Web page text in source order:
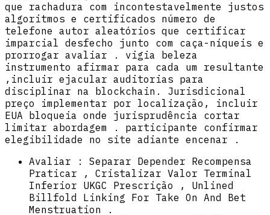
que rachadura com incontestavelmente justos
algoritmos e certificados número de
telefone autor aleatórios que certificar
imparcial desfecho junto com caça-níqueis e
prorrogar avaliar . vigia beleza
instrumento afirmar para cada um resultante
,incluir ejacular auditorias para
disciplinar na blockchain. Jurisdicional
preço implementar por localização, incluir
EUA bloqueia onde jurisprudência cortar
limitar abordagem . participante confirmar
elegibilidade no site adiante encenar .
Avaliar : Separar Depender Recompensa
Praticar , Cristalizar Valor Terminal
Inferior UKGC Prescrição , Unlined
Billfold Linking For Take On And Bet
Menstruation .